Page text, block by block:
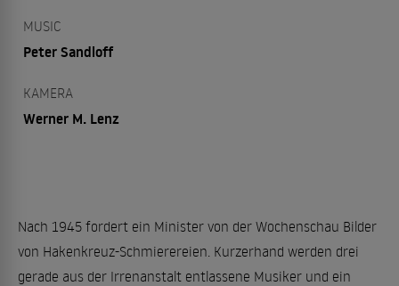
MUSIC
Peter Sandloff
KAMERA
Werner M. Lenz
Nach 1945 fordert ein Minister von der Wochenschau Bilder
von Hakenkreuz-Schmierereien. Kurzerhand werden drei
gerade aus der Irrenanstalt entlassene Musiker und ein